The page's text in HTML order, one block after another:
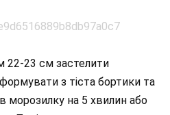
22-23 см застелити
з тіста бортики та
морозилку на 5 хвилин або